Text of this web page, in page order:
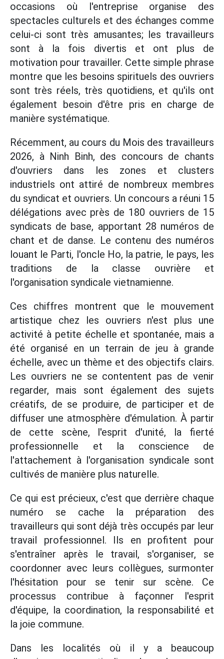
occasions où l'entreprise organise des
spectacles culturels et des échanges comme
celui-ci sont très amusantes; les travailleurs
sont à la fois divertis et ont plus de
motivation pour travailler. Cette simple phrase
montre que les besoins spirituels des ouvriers
sont très réels, très quotidiens, et qu'ils ont
également besoin d'être pris en charge de
manière systématique.
Récemment, au cours du Mois des travailleurs
2026, à Ninh Binh, des concours de chants
d'ouvriers dans les zones et clusters
industriels ont attiré de nombreux membres
du syndicat et ouvriers. Un concours a réuni 15
délégations avec près de 180 ouvriers de 15
syndicats de base, apportant 28 numéros de
chant et de danse. Le contenu des numéros
louant le Parti, l'oncle Ho, la patrie, le pays, les
traditions de la classe ouvrière et
l'organisation syndicale vietnamienne.
Ces chiffres montrent que le mouvement
artistique chez les ouvriers n'est plus une
activité à petite échelle et spontanée, mais a
été organisé en un terrain de jeu à grande
échelle, avec un thème et des objectifs clairs.
Les ouvriers ne se contentent pas de venir
regarder, mais sont également des sujets
créatifs, de se produire, de participer et de
diffuser une atmosphère d'émulation. À partir
de cette scène, l'esprit d'unité, la fierté
professionnelle et la conscience de
l'attachement à l'organisation syndicale sont
cultivés de manière plus naturelle.
Ce qui est précieux, c'est que derrière chaque
numéro se cache la préparation des
travailleurs qui sont déjà très occupés par leur
travail professionnel. Ils en profitent pour
s'entraîner après le travail, s'organiser, se
coordonner avec leurs collègues, surmonter
l'hésitation pour se tenir sur scène. Ce
processus contribue à façonner l'esprit
d'équipe, la coordination, la responsabilité et
la joie commune.
Dans les localités où il y a beaucoup